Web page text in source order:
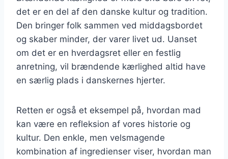
det er en del af den danske kultur og tradition.
Den bringer folk sammen ved middagsbordet
og skaber minder, der varer livet ud. Uanset
om det er en hverdagsret eller en festlig
anretning, vil brændende kærlighed altid have
en særlig plads i danskernes hjerter.
Retten er også et eksempel på, hvordan mad
kan være en refleksion af vores historie og
kultur. Den enkle, men velsmagende
kombination af ingredienser viser, hvordan man